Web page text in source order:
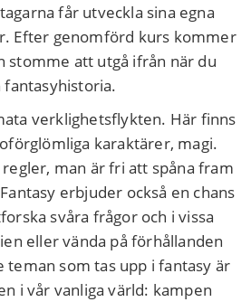
får utveckla sina egna
Efter genomförd kurs kommer
stomme att utgå ifrån när du
verklighetsflykten. Här finns
karaktärer, magi.
man är fri att spåna fram
erbjuder också en chans
svåra frågor och i vissa
eller vända på förhållanden
teman som tas upp i fantasy är
i vår vanliga värld: kampen